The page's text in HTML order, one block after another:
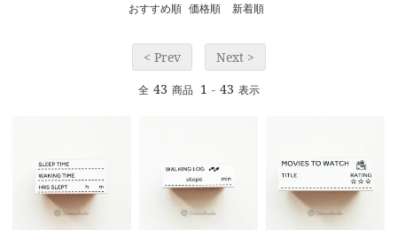
おすすめ順 価格順 新着順
< Prev Next >
全 43 商品 1 - 43 表示